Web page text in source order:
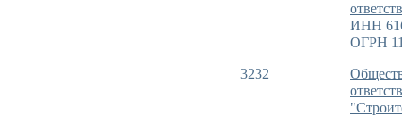
ИНН
ОГРН
3232